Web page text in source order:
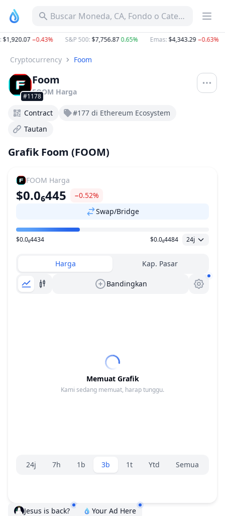
Buscar Moneda, CA, Fondo o Categoría
−0.43% S&P 500:$7,756.870.65% Emas:$4,343.29−0.63%
Cryptocurrency Foom
#1178
Foom
FOOM Harga
Contract
#177 di Ethereum Ecosystem
Tautan
Grafik Foom (FOOM)
FOOM Harga
$0.0₆445
−0.52%
Swap/Bridge
Kisaran Harga
$0.0₆4434 $0.0₆4484 24j
Harga Kap. Pasar
Bandingkan
Memuat Grafik
Kami sedang memuat, harap tunggu.
Pemilih rentang.
24j 7h 1b 3b 1t Ytd Semua
Jesus is back? Your Ad Here